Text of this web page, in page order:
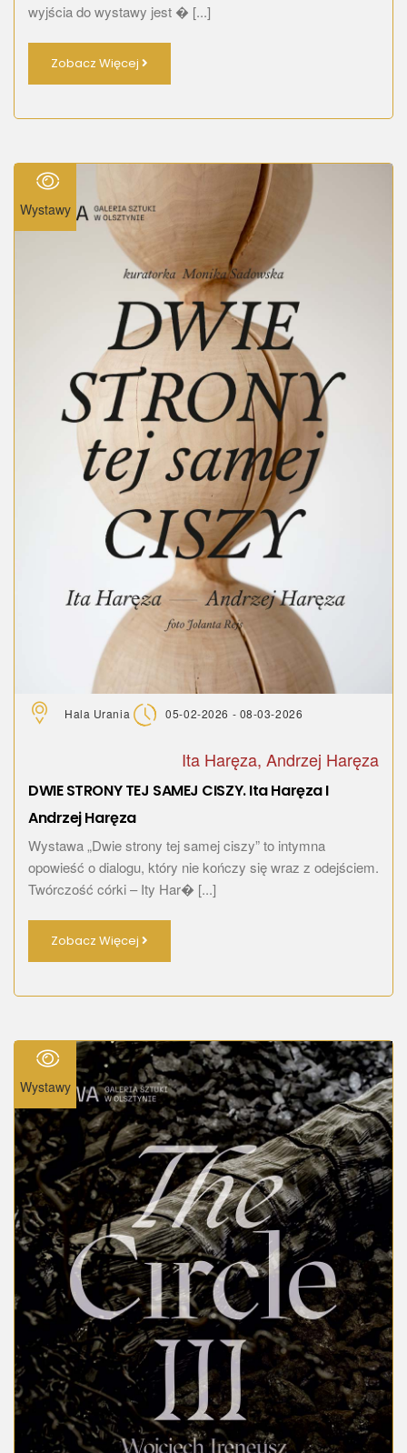
wyjścia do wystawy jest � [...]
Zobacz Więcej
Wystawy
Hala Urania 05-02-2026 - 08-03-2026
Ita Haręza, Andrzej Haręza
DWIE STRONY TEJ SAMEJ CISZY. Ita Haręza I
Andrzej Haręza
Wystawa „Dwie strony tej samej ciszy” to intymna
opowieść o dialogu, który nie kończy się wraz z odejściem.
Twórczość córki – Ity Har� [...]
Zobacz Więcej
Wystawy